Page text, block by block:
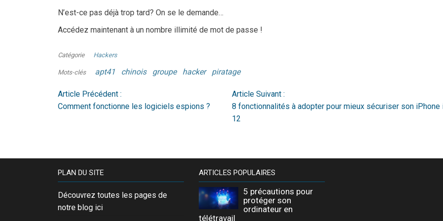
N’est-ce pas déjà trop tard? On se le demande…
Accédez maintenant à un nombre illimité de mot de passe !
Catégorie Hackers
Mots-clés apt41 chinois groupe hacker piratage
Article Précédent :
Comment fonctionne les logiciels espions ?
Article Suivant :
8 fonctionnalités à adopter pour mieux sécuriser son iPhone
12
PLAN DU SITE
Découvrez toutes les pages de
notre blog ici
ARTICLES POPULAIRES
5 précautions pour
protéger son
ordinateur en
télétravail